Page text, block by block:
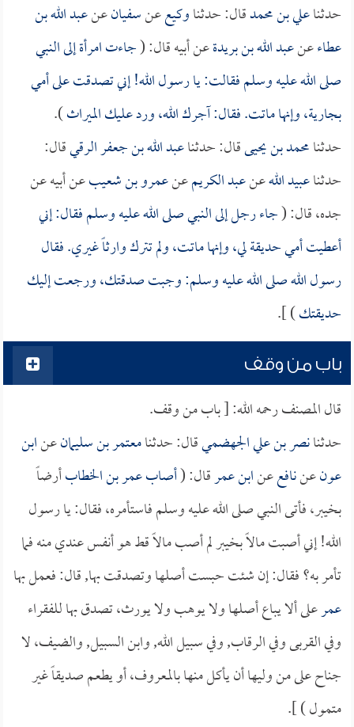
حدثناعلي بن محمدقال: حدثناوكيععنسفيانعنعبد الله بن
عطاءعنعبد الله بن بريدةعن أبيه قال: (جاءت امرأة إلى النبي
صلى الله عليه وسلم فقالت: يا رسول الله! إني تصدقت على أمي
بجارية، وإنها ماتت. فقال: آجرك الله، ورد عليك الميراث).
حدثنامحمد بن يحيىقال: حدثناعبد الله بن جعفر الرقيقال:
حدثناعبيد اللهعنعبد الكريمعنعمرو بن شعيبعن أبيه عن
جده، قال: (جاء رجل إلى النبي صلى الله عليه وسلم فقال: إني
أعطيت أمي حديقة لي، وإنها ماتت، ولم تترك وارثاً غيري. فقال
رسول الله صلى الله عليه وسلم: وجبت صدقتك، ورجعت إليك
حديقتك) ].
باب من وقف
قال المصنف رحمه الله: [ باب من وقف.
حدثنانصر بن علي الجهضميقال: حدثنامعتمر بن سليمانعنابن
عونعننافععنابن عمرقال: (أصابعمر بن الخطابأرضاً
بخيبر، فأتى النبي صلى الله عليه وسلم فاستأمره، فقال: يا رسول
الله! إني أصبت مالاً بخيبر لم أصب مالاً قط هو أنفس عندي منه فما
تأمر به؟ فقال: إن شئت حبست أصلها وتصدقت بها, قال: فعمل بها
عمرعلى ألا يباع أصلها ولا يوهب ولا يورث، تصدق بها للفقراء
وفي القربى وفي الرقاب, وفي سبيل الله, وابن السبيل, والضيف، لا
جناح على من وليها أن يأكل منها بالمعروف، أو يطعم صديقاً غير
متمول ) ].